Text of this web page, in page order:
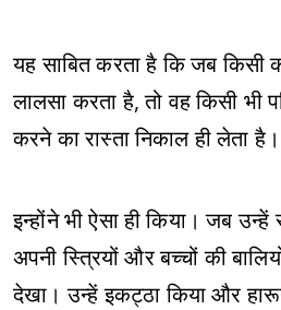
यह साबित करता है कि जब किसी
लालसा करता है, तो वह किसी भी
करने का रास्ता निकाल ही लेता है।
इन्होंने भी ऐसा ही किया। जब उन्हें
अपनी स्त्रियों और बच्चों की
देखा। उन्हें इकट्ठा किया और